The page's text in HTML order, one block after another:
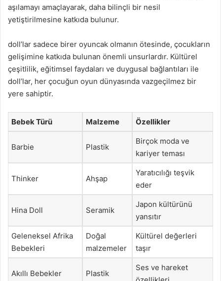
aşılamayı amaçlayarak, daha bilinçli bir nesil
yetiştirilmesine katkıda bulunur.
doll’lar sadece birer oyuncak olmanın ötesinde, çocukların
gelişimine katkıda bulunan önemli unsurlardır. Kültürel
çeşitlilik, eğitimsel faydaları ve duygusal bağlantıları ile
doll’lar, her çocuğun oyun dünyasında vazgeçilmez bir
yere sahiptir.
Bebek Türü Malzeme Özellikler
Barbie Plastik
Birçok moda ve
kariyer teması
Thinker Ahşap
Yaratıcılığı teşvik
eder
Hina Doll Seramik
Japon kültürünü
yansıtır
Geleneksel Afrika
Bebekleri
Doğal
malzemeler
Kültürel değerleri
taşır
Akıllı Bebekler Plastik
Ses ve hareket